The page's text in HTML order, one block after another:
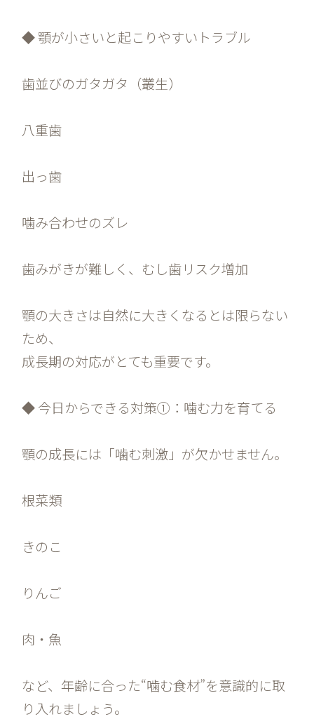
◆ 顎が小さいと起こりやすいトラブル
歯並びのガタガタ（叢生）
八重歯
出っ歯
噛み合わせのズレ
歯みがきが難しく、むし歯リスク増加
顎の大きさは自然に大きくなるとは限らない
ため、
成長期の対応がとても重要です。
◆ 今日からできる対策①：噛む力を育てる
顎の成長には「噛む刺激」が欠かせません。
根菜類
きのこ
りんご
肉・魚
など、年齢に合った“噛む食材”を意識的に取
り入れましょう。